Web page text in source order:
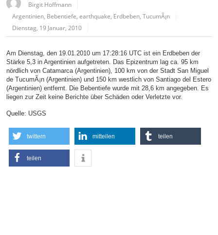
Birgit Hoffmann
Argentinien Bebentiefe ,earthquake Erdbeben ,TucumÃ¡n
Dienstag, 19 Januar, 2010
Am Dienstag, den 19.01.2010 um 17:28:16 UTC ist ein Erdbeben der
Stärke 5,3 in Argentinien aufgetreten. Das Epizentrum lag ca. 95 km
nördlich von Catamarca (Argentinien), 100 km von der Stadt San Miguel
de TucumÃ¡n (Argentinien) und 150 km westlich von Santiago del Estero
(Argentinien) entfernt. Die Bebentiefe wurde mit 28,6 km angegeben. Es
liegen zur Zeit keine Berichte über Schäden oder Verletzte vor.
Quelle: USGS
twittern mitteilen teilen
teilen